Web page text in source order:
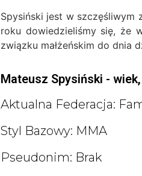
Spysiński jest w szczęśliwym
roku dowiedzieliśmy się, że
związku małżeńskim do dnia
Mateusz Spysiński -
Aktualna Federacja:
Styl Bazowy: MMA
Pseudonim: Brak